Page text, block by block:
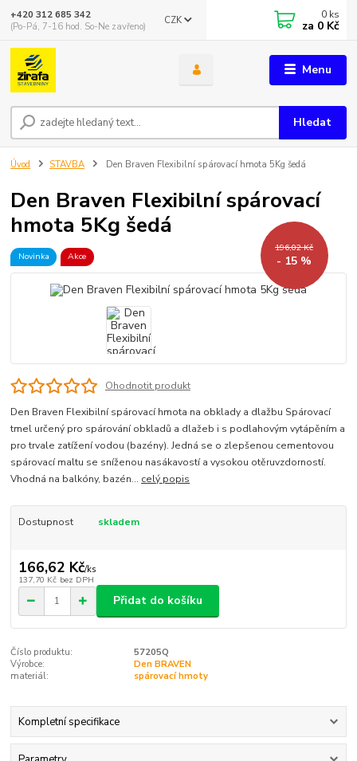
Menu
CZK
Hledat
+420 312 685 342
(Po-Pá, 7-16 hod. So-Ne zavřeno)
0 ks
za 0 Kč
Úvod STAVBA Den Braven Flexibilní spárovací hmota 5Kg šedá
Den Braven Flexibilní spárovací
hmota 5Kg šedá
Novinka Akce
196,02 Kč
- 15 %
Ohodnotit produkt
Den Braven Flexibilní spárovací hmota na obklady a dlažbu Spárovací
tmel určený pro spárování obkladů a dlažeb i s podlahovým vytápěním a
pro trvale zatížení vodou (bazény). Jedná se o zlepšenou cementovou
spárovací maltu se sníženou nasákavostí a vysokou otěruvzdorností.
Vhodná na balkóny, bazén... celý popis
Dostupnost skladem
166,62 Kč/ks
137,70 Kč bez DPH
Přidat do košíku
Číslo produktu:
57205Q
Výrobce:
Den BRAVEN
materiál:
spárovací hmoty
Kompletní specifikace